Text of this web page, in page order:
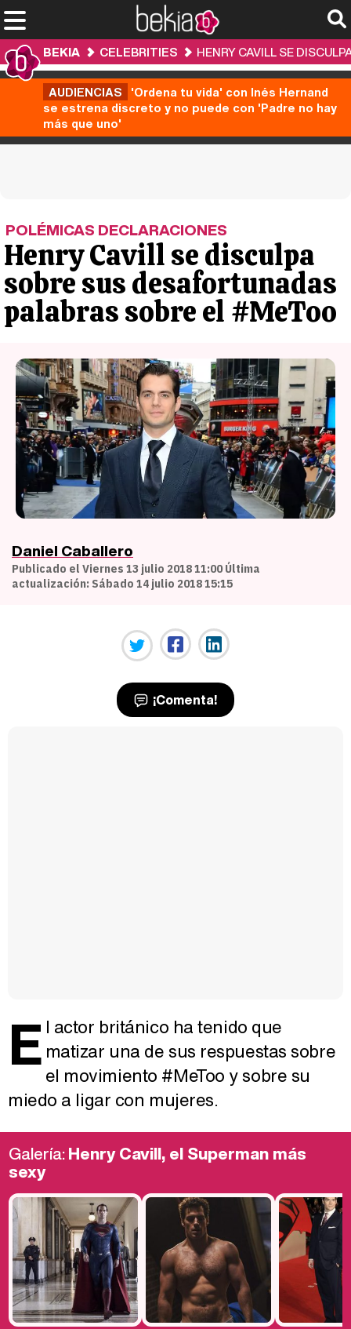
BEKIA CELEBRITIES HENRY CAVILL SE
AUDIENCIAS 'Ordena tu vida' con Inés Hernand
se estrena discreto y no puede con 'Padre no hay
más que uno'
POLÉMICAS DECLARACIONES
Henry Cavill se disculpa
sobre sus desafortunadas
palabras sobre el #MeToo
Daniel Caballero
Publicado el Viernes 13 julio 2018 11:00 Última
actualización: Sábado 14 julio 2018 15:15
¡Comenta!
E l actor británico ha tenido que
matizar una de sus respuestas sobre
el movimiento #MeToo y sobre su
miedo a ligar con mujeres.
Galería:Henry Cavill, el Superman más
sexy